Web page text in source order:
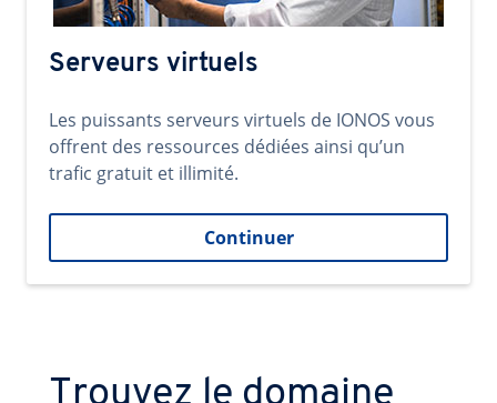
Serveurs virtuels
Les puissants serveurs virtuels de IONOS vous
offrent des ressources dédiées ainsi qu’un
trafic gratuit et illimité.
Continuer